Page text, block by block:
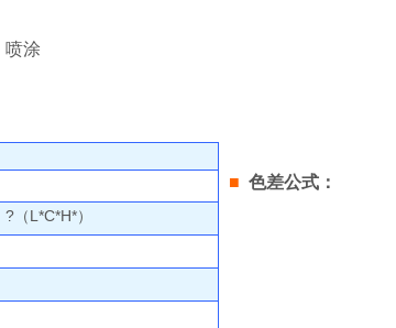
喷涂
（L*C*H*）
■ 色差公式：